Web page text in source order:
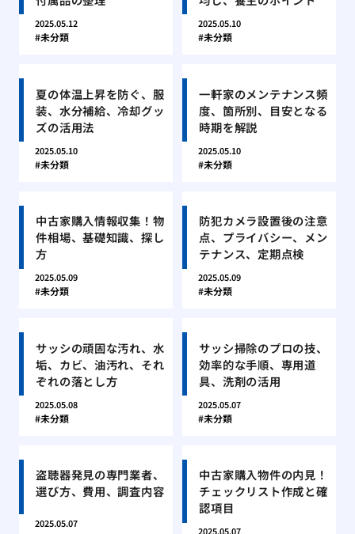
2025.05.12
未分類
2025.05.10
未分類
夏の体温上昇を防ぐ、服
装、水分補給、冷却グッ
ズの活用法
2025.05.10
未分類
一軒家のメンテナンス頻
度、箇所別、目安となる
時期を解説
2025.05.10
未分類
中古家購入情報収集！物
件相場、基礎知識、探し
方
2025.05.09
未分類
防犯カメラ設置後の注意
点、プライバシー、メン
テナンス、定期点検
2025.05.09
未分類
サッシの頑固な汚れ、水
垢、カビ、油汚れ、それ
ぞれの落とし方
2025.05.08
未分類
サッシ掃除のプロの技、
効率的な手順、専用道
具、洗剤の活用
2025.05.07
未分類
盗聴器発見の専門業者、
選び方、費用、調査内容
2025.05.07
中古家購入物件の内見！
チェックリスト作成と確
認項目
2025.05.07